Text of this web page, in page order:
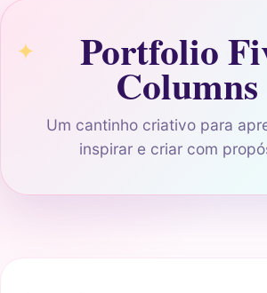
Portfolio
Columns
Um cantinho criativo para
inspirar e criar com